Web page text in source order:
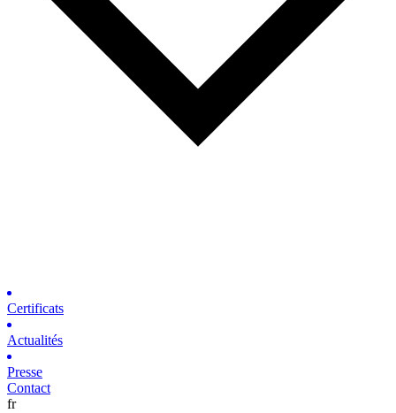
Certificats
Actualités
Presse
Contact
fr